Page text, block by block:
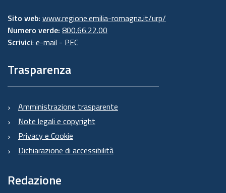
Sito web: www.regione.emilia-romagna.it/urp/
Numero verde: 800.66.22.00
Scrivici: e-mail - PEC
Trasparenza
Amministrazione trasparente
Note legali e copyright
Privacy e Cookie
Dichiarazione di accessibilità
Redazione